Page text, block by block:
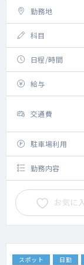
勤務地
科目
日程/時間
給与
交通費
駐車場利用
勤務内容
お気に
スポット 日勤